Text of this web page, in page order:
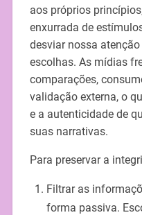
aos próprios
enxurrada de
desviar nossa
escolhas. As mídias
comparações,
validação externa, o
e a autenticidade de
suas narrativas.
Para preservar a
Filtrar as
forma passiva.